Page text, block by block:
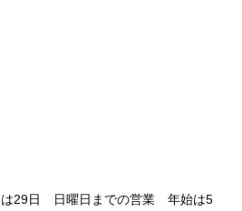
29日 日曜日までの営業 年始は5